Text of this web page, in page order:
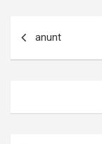
anunt